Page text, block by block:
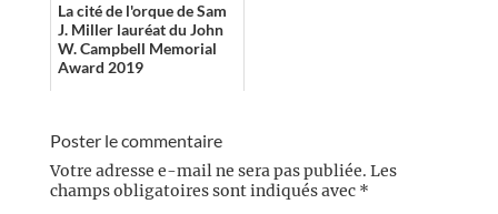
La cité de l'orque de Sam
J. Miller lauréat du John
W. Campbell Memorial
Award 2019
Poster le commentaire
Votre adresse e-mail ne sera pas publiée. Les
champs obligatoires sont indiqués avec *